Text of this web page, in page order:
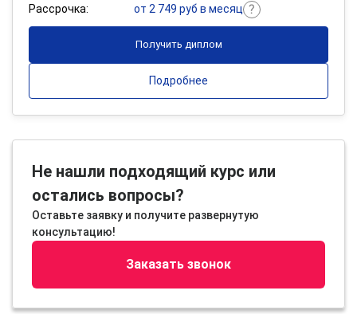
Рассрочка:
от 2 749 руб в месяц
Получить диплом
Подробнее
Не нашли подходящий курс или
остались вопросы?
Оставьте заявку и получите развернутую
консультацию!
Заказать звонок